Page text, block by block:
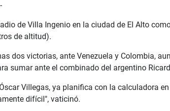
de Villa Ingenio en la ciudad de El Alto
de altitud).
dos victorias, ante Venezuela y Colombia,
sumar ante el combinado del argentino
Villegas, ya planifica con la calculadora
difícil", vaticinó.